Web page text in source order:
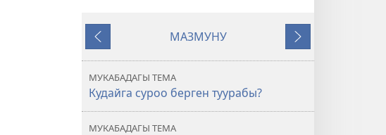
КҮЗӨТ
Мурункусу
МАЗМУНУ
Кийинкиси
МУКАБАДАГЫ ТЕМА
Кудайга суроо берген туурабы?
МУКАБАДАГЫ ТЕМА